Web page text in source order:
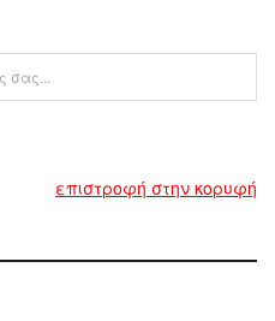
επιστροφή στην κορυφή